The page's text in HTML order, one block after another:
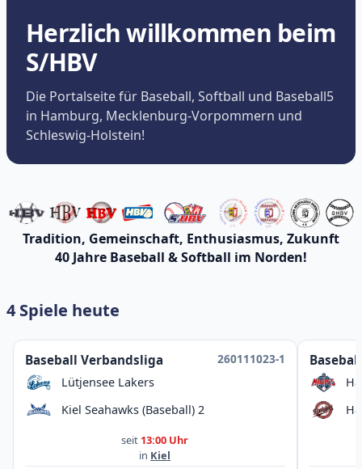
Herzlich willkommen beim
S/HBV
Die Portalseite für Baseball, Softball und Baseball5
in Hamburg, Mecklenburg-Vorpommern und
Schleswig-Holstein!
Tradition, Gemeinschaft, Enthusiasmus, Zukunft
40 Jahre Baseball & Softball im Norden!
4 Spiele heute
Baseball Verbandsliga
260111023-1
Lütjensee Lakers
Kiel Seahawks (Baseball) 2
seit 13:00 Uhr
in Kiel